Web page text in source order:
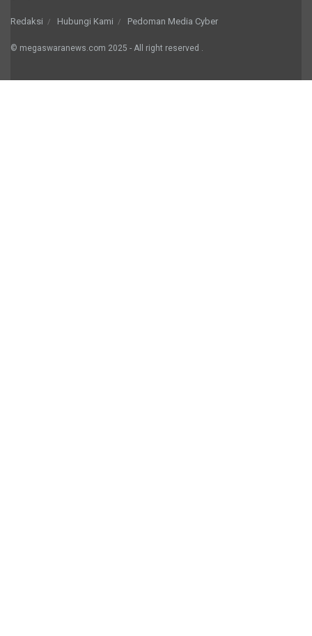
Redaksi Hubungi Kami Pedoman Media Cyber
© megaswaranews.com 2025 - All right reserved